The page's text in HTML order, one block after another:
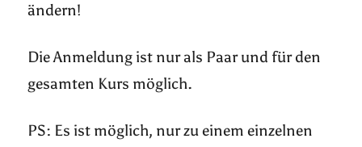
ändern!
Die Anmeldung ist nur als Paar und für den
gesamten Kurs möglich.
PS: Es ist möglich, nur zu einem einzelnen